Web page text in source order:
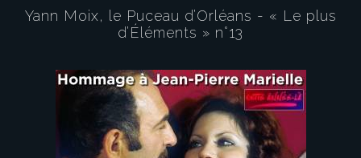
Yann Moix, le Puceau d’Orléans - « Le plus
d’Éléments » n°13